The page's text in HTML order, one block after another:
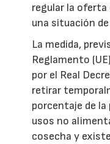
regular la oferta
una situación
La medida,
Reglamento
por el Real
retirar
porcentaje de
usos no
cosecha y